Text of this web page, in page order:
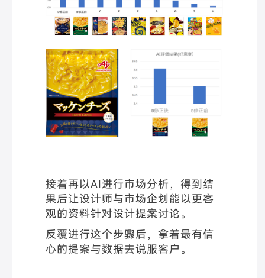
接着再以AI进行市场分析，得到结
果后让设计师与市场企划能以更客
观的资料针对设计提案讨论。
反覆进行这个步骤后，拿着最有信
心的提案与数据去说服客户。